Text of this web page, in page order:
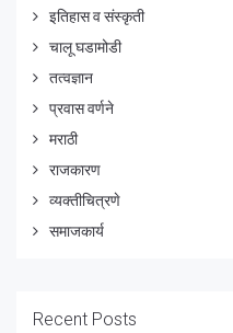
इतिहास व संस्कृती
चालू घडामोडी
तत्वज्ञान
प्रवास वर्णने
मराठी
राजकारण
व्यक्तीचित्रणे
समाजकार्य
Recent Posts